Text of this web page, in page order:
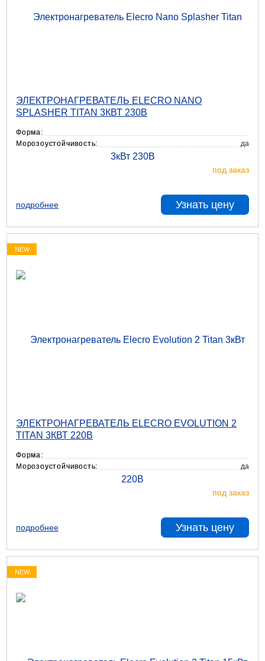
ЭЛЕКТРОНАГРЕВАТЕЛЬ ELECRO NANO
SPLASHER TITAN 3КВТ 230В
Форма:
Морозоустойчивость:
да
под заказ
подробнее Узнать цену
NEW
ЭЛЕКТРОНАГРЕВАТЕЛЬ ELECRO EVOLUTION 2
TITAN 3КВТ 220В
Форма:
Морозоустойчивость:
да
под заказ
подробнее Узнать цену
NEW